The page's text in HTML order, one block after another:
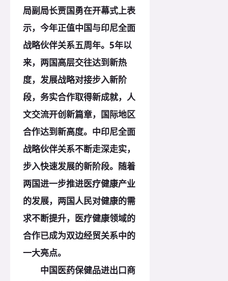
局副局长贾国勇在开幕式上表
示，今年正值中国与印尼全面
战略伙伴关系五周年。5年以
来，两国高层交往达到新热
度，发展战略对接步入新阶
段，务实合作取得新成就，人
文交流开创新篇章，国际地区
合作达到新高度。中印尼全面
战略伙伴关系不断走深走实，
步入快速发展的新阶段。随着
两国进一步推进医疗健康产业
的发展，两国人民对健康的需
求不断提升，医疗健康领域的
合作已成为双边经贸关系中的
一大亮点。
中国医药保健品进出口商